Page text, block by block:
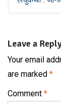
Leave a
Your email
are marked *
Comment *